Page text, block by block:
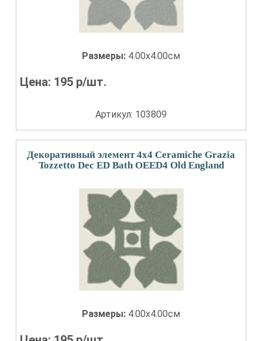
Размеры: 4.00x4.00см
Цена: 195 р/шт.
Артикул: 103809
Декоративный элемент 4x4 Ceramiche Grazia
Tozzetto Dec ED Bath OEED4 Old England
Размеры: 4.00x4.00см